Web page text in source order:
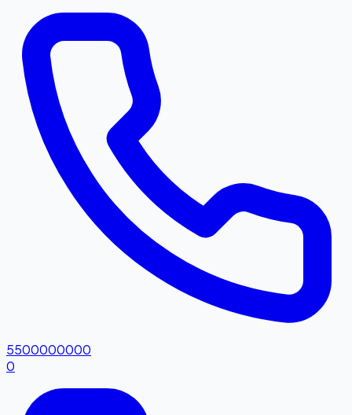
5500000000
0